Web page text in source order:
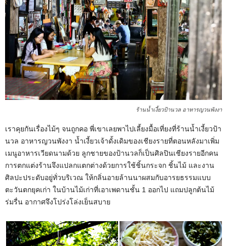
ร้านน้ำเงี้ยวป้านวล อาหารญวนพังงา
เราคุยกันเรื่องไม้ๆ จนถูกคอ พี่เขาเลยพาไปเลี้ยงมื้อเที่ยงที่ร้านน้ำเงี้ยวป้า
นวล อาหารญวนพังงา น้ำเงี้ยวเจ้าดั้งเดิมของเชียงรายที่ตอนหลังมาเพิ่ม
เมนูอาหารเวียดนามด้วย ลูกชายของป้านวลก็เป็นศิลปินเชียงรายอีกคน
การตกแต่งร้านจึงแปลกแตกต่างด้วยการใช้ชิ้นกระจก ชิ้นไม้ และงาน
ศิลปะประดับอยู่ทั่วบริเวณ ให้กลิ่นอายล้านนาผสมกับอารยธรรมแบบ
ตะวันตกยุคเก่า ในบ้านไม้เก่าที่เอาเพดานชั้น 1 ออกไป แถมปลูกต้นไม้
ร่มรื่น อากาศจึงโปร่งโล่งเย็นสบาย